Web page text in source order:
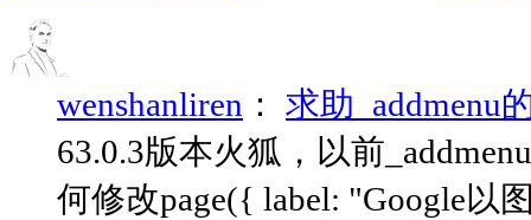
wenshanliren ： 求助_addmenu
63.0.3版本火狐，以前
何修改page({ label: "Google以